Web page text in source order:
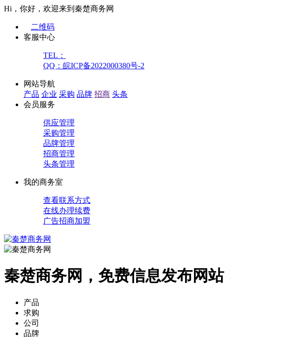
Hi，你好，欢迎来到秦楚商务网
二维码
客服中心
TEL：
QQ：皖ICP备2022000380号-2
网站导航
产品 企业 采购 品牌 招商 头条
会员服务
供应管理
采购管理
品牌管理
招商管理
头条管理
我的商务室
查看联系方式
在线办理续费
广告招商加盟
秦楚商务网，免费信息发布网站
产品
求购
公司
品牌